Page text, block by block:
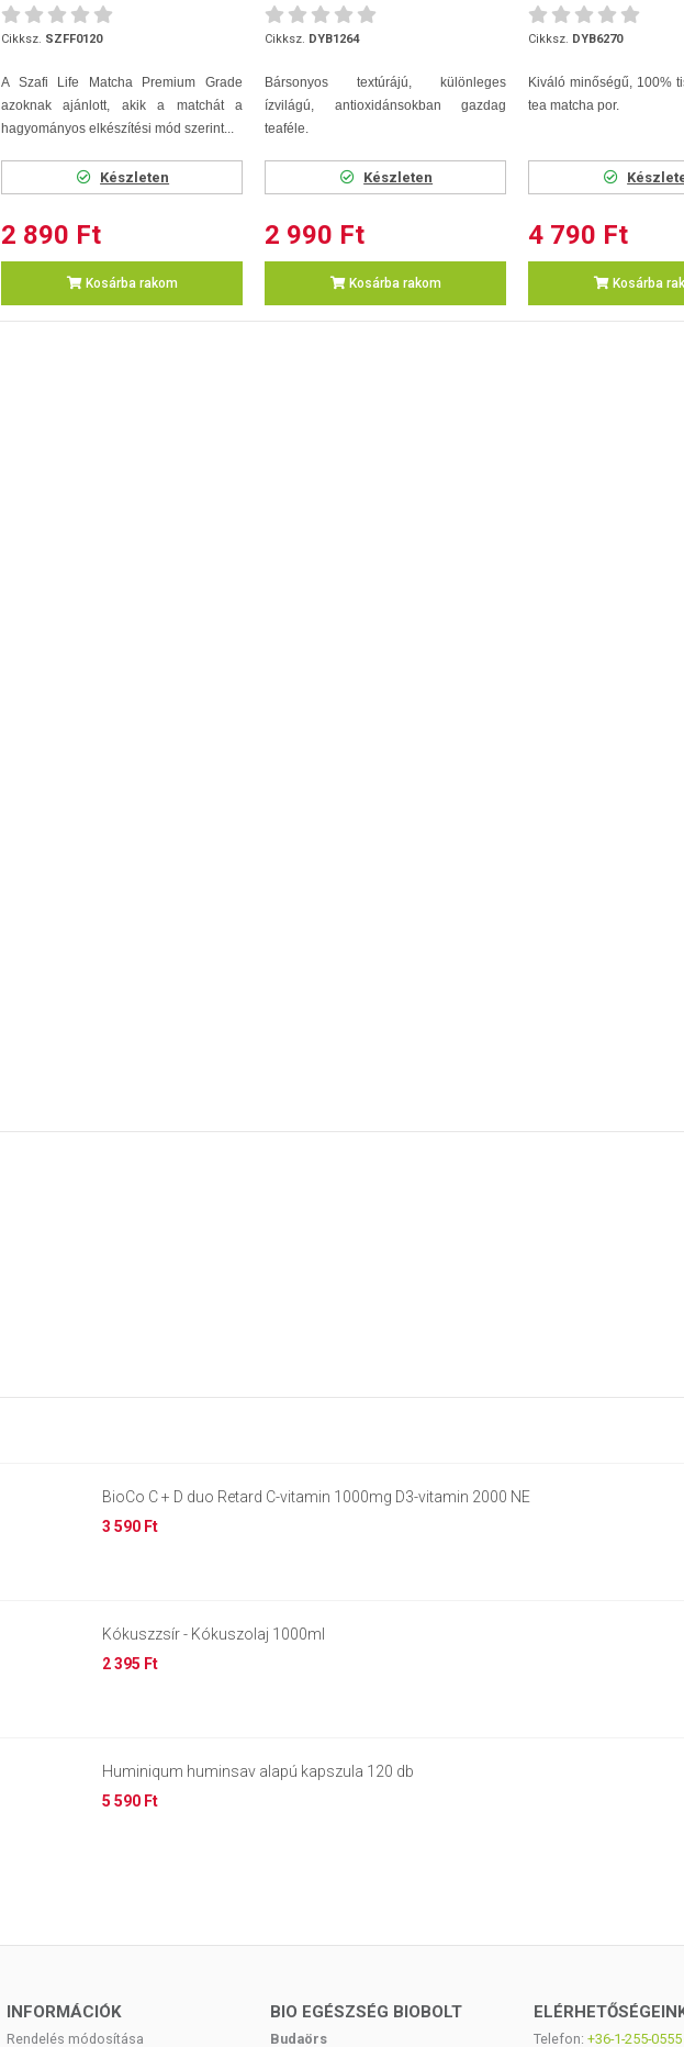
BioCo C + D duo Retard C-vitamin 1000mg D3-vitamin 2000 NE
3 590 Ft
Kókuszzsír - Kókuszolaj 1000ml
2 395 Ft
Huminiqum huminsav alapú kapszula 120 db
5 590 Ft
Cikksz. SZFF0120
A Szafi Life Matcha Premium Grade
azoknak ajánlott, akik a matchát a
hagyományos elkészítési mód szerint...
Készleten
2 890 Ft
Kosárba rakom
Cikksz. DYB1264
Bársonyos textúrájú, különleges
ízvilágú, antioxidánsokban gazdag
teaféle.
Készleten
2 990 Ft
Kosárba rakom
Cikksz. DYB6270
Kiváló minőségű, 100%
tea matcha por.
4 790 Ft
Kosárba
INFORMÁCIÓK
Rendelés módosítása
BIO EGÉSZSÉG BIOBOLT
Budaörs Telefon: +36-1-255-0555